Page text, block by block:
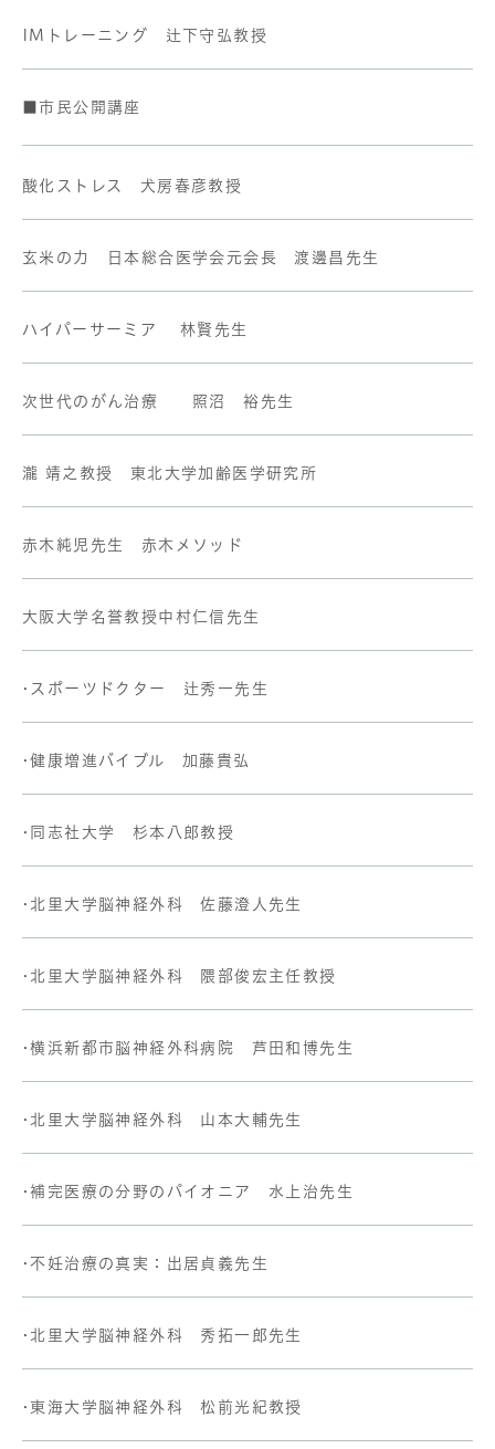
IMトレーニング 辻下守弘教授
■市民公開講座
酸化ストレス 犬房春彦教授
玄米の力 日本総合医学会元会長 渡邊昌先生
ハイパーサーミア 林賢先生
次世代のがん治療 照沼 裕先生
瀧 靖之教授 東北大学加齢医学研究所
赤木純児先生 赤木メソッド
大阪大学名誉教授中村仁信先生
•スポーツドクター 辻秀一先生
•健康増進バイブル 加藤貴弘
•同志社大学 杉本八郎教授
•北里大学脳神経外科 佐藤澄人先生
•北里大学脳神経外科 隈部俊宏主任教授
•横浜新都市脳神経外科病院 芦田和博先生
•北里大学脳神経外科 山本大輔先生
•補完医療の分野のパイオニア 水上治先生
•不妊治療の真実：出居貞義先生
•北里大学脳神経外科 秀拓一郎先生
•東海大学脳神経外科 松前光紀教授